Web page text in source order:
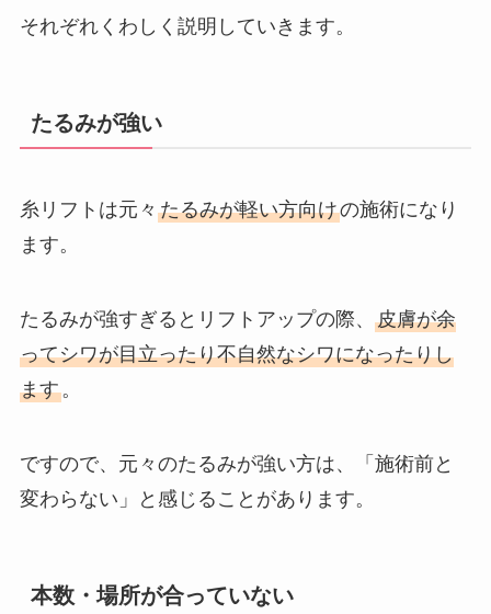
それぞれくわしく説明していきます。
たるみが強い
糸リフトは元々 たるみが軽い方向けの施術になり
ます。
たるみが強すぎるとリフトアップの際、 皮膚が余
ってシワが目立ったり不自然なシワになったりし
ます。
ですので、元々のたるみが強い方は、「施術前と
変わらない」と感じることがあります。
本数・場所が合っていない